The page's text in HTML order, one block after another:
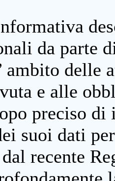
da parte
ambito delle
e alle
preciso
suoi dati
recente